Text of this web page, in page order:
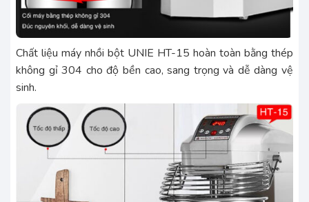
Chất liệu máy nhồi bột UNIE HT-15 hoàn toàn bằng thép
không gỉ 304 cho độ bền cao, sang trọng và dễ dàng vệ
sinh.